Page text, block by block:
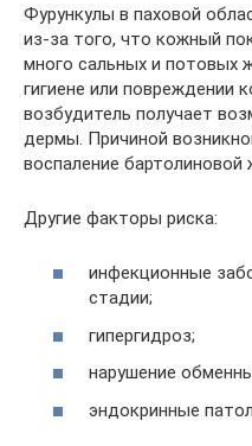
Фурункулы в паховой
из-за того, что кожный
много сальных и потовых
гигиене или повреждении
возбудитель получает
дермы. Причиной
воспаление бартолиновой
Другие факторы риска:
инфекционные
стадии;
гипергидроз;
нарушение
эндокринные